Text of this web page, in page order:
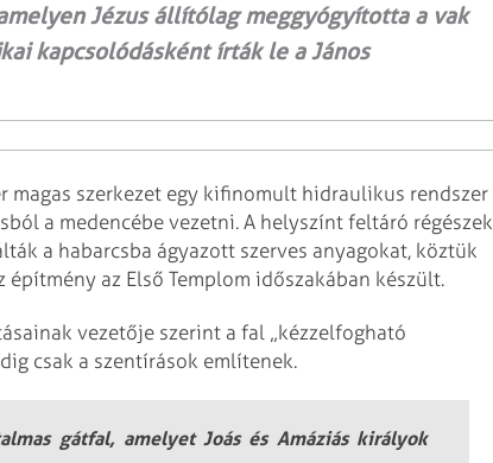
Jézus állítólag meggyógyította a vak
kapcsolódásként írták le a János
szerkezet egy kifinomult hidraulikus rendszer
a medencébe vezetni. A helyszínt feltáró régészek
a habarcsba ágyazott szerves anyagokat, köztük
az Első Templom időszakában készült.
vezetője szerint a fal „kézzelfogható
csak a szentírások említenek.
gátfal, amelyet Joás és Amáziás királyok